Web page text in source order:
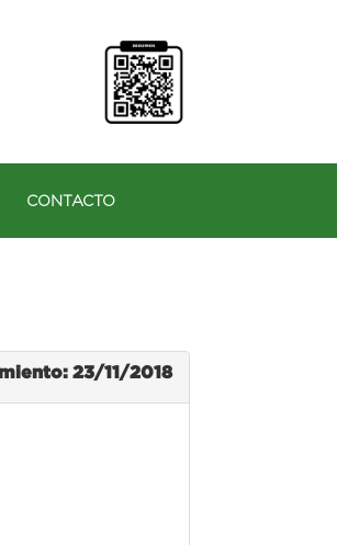
CONTACTO
23/11/2018